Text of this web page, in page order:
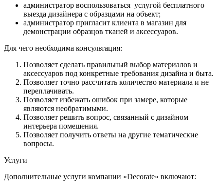
администратор воспользоваться услугой бесплатного
выезда дизайнера с образцами на объект;
администратор пригласит клиента в магазин для
демонстрации образцов тканей и аксессуаров.
Для чего необходима консультация:
Позволяет сделать правильный выбор материалов и
аксессуаров под конкретные требования дизайна и быта.
Позволяет точно рассчитать количество материала и не
переплачивать.
Позволяет избежать ошибок при замере, которые
являются необратимыми.
Позволяет решить вопрос, связанный с дизайном
интерьера помещения.
Позволяет получить ответы на другие тематические
вопросы.
Услуги
Дополнительные услуги компании «Decorate» включают: